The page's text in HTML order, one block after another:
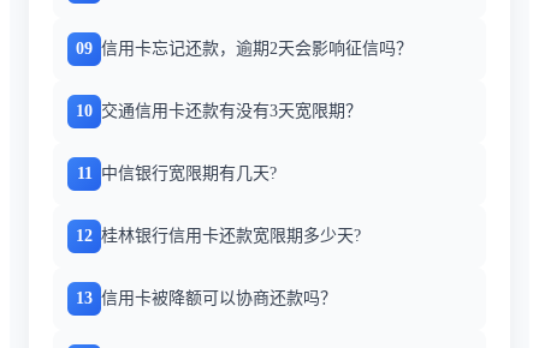
09 信用卡忘记还款，逾期2天会影响征信吗？
10 交通信用卡还款有没有3天宽限期？
11 中信银行宽限期有几天?
12 桂林银行信用卡还款宽限期多少天?
13 信用卡被降额可以协商还款吗？